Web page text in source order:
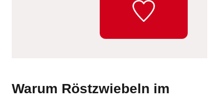
Warum Röstzwiebeln im